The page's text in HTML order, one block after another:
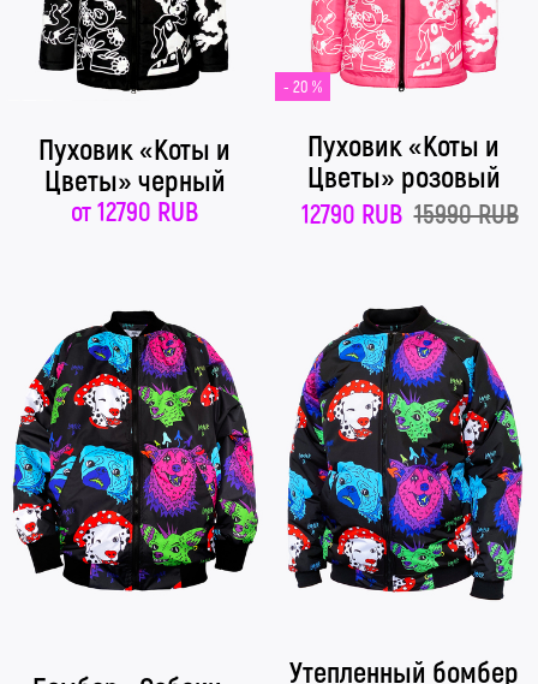
Пуховик «Коты и
Цветы» черный
от12790 RUB
- 20 %
Пуховик «Коты и
Цветы» розовый
12790 RUB 15990 RUB
Утепленный бомбер